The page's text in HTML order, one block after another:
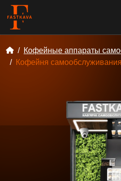
Кофейные аппараты
Кофейня самообслуживания